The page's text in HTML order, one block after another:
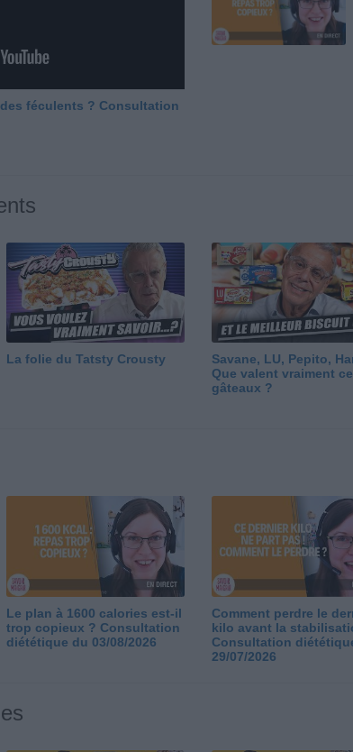
féculents ? Consultation
La folie du Tatsty Crousty
Savane, LU, Pepito,
Que valent vraiment
gâteaux ?
Le plan à 1600 calories est-il
trop copieux ? Consultation
diététique du 03/08/2026
Comment perdre le
kilo avant la
Consultation
29/07/2026